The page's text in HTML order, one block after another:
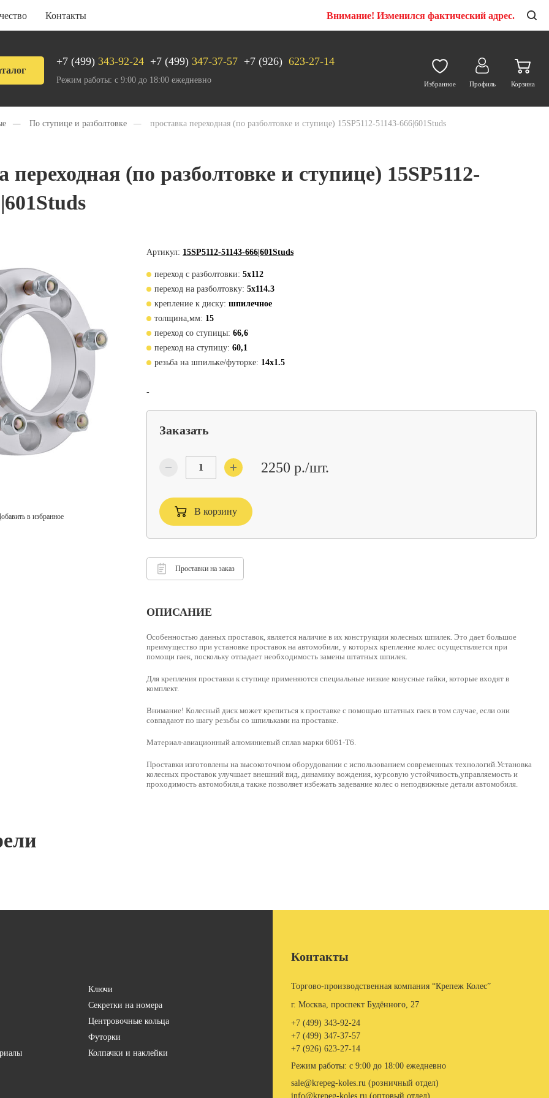
Контакты Внимание! Изменился фактический адрес.
+7 (499) 343-92-24 +7 (499) 347-37-57 +7 (926) 623-27-14
Режим работы: с 9:00 до 18:00 ежедневно Избранное Профиль Корзина
— По ступице и разболтовке — проставка переходная (по разболтовке и ступице) 15SP5112-51143-666|601Studs
переходная (по разболтовке и ступице) 15SP5112-
в избранное
Артикул: 15SP5112-51143-666|601Studs
переход с разболтовки: 5x112
переход на разболтовку: 5x114.3
крепление к диску: шпилечное
толщина,мм: 15
переход со ступицы: 66,6
переход на ступицу: 60,1
резьба на шпильке/футорке: 14x1.5
-
Заказать
2250 р./шт.
В корзину
Проставки на заказ
ОПИСАНИЕ
Особенностью данных проставок, является наличие в их конструкции колесных шпилек. Это дает большое
преимущество при установке проставок на автомобили, у которых крепление колес осуществляется при
помощи гаек, поскольку отпадает необходимость замены штатных шпилек.
Для крепления проставки к ступице применяются специальные низкие конусные гайки, которые входят в
комплект.
Внимание! Колесный диск может крепиться к проставке с помощью штатных гаек в том случае, если они
совпадают по шагу резьбы со шпильками на проставке.
Материал-авиационный алюминиевый сплав марки 6061-Т6.
Проставки изготовлены на высокоточном оборудовании с использованием современных технологий.Установка
колесных проставок улучшает внешний вид, динамику вождения, курсовую устойчивость,управляемость и
проходимость автомобиля,а также позволяет избежать задевание колес о неподвижные детали автомобиля.
Ключи
Секретки на номера
Центровочные кольца
Футорки
Колпачки и наклейки
Контакты
Торгово-производственная компания “Крепеж Колес”
г. Москва, проспект Будённого, 27
+7 (499) 343-92-24
+7 (499) 347-37-57
+7 (926) 623-27-14
Режим работы: с 9:00 до 18:00 ежедневно
sale@krepeg-koles.ru (розничный отдел)
info@krepeg-koles.ru (оптовый отдел)